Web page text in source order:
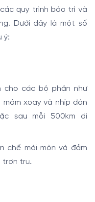
quy trình bảo trì và
Dưới đây là một số
ý:
cho các bộ phận như
xoay và nhíp dàn
sau mỗi 500km di
chế mài mòn và đảm
trơn tru.